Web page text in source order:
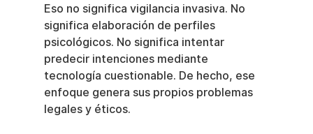
Eso no significa vigilancia invasiva. No
significa elaboración de perfiles
psicológicos. No significa intentar
predecir intenciones mediante
tecnología cuestionable. De hecho, ese
enfoque genera sus propios problemas
legales y éticos.